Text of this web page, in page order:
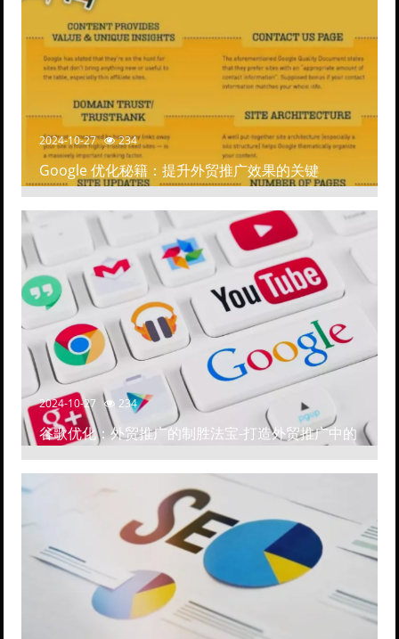
2024-10-27 234
Google 优化秘籍：提升外贸推广效果的关键
2024-10-27 234
谷歌优化：外贸推广的制胜法宝-打造外贸推广中的
高排名网站